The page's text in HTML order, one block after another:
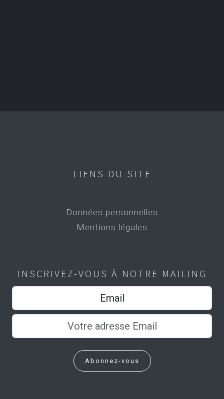
LIENS DU SITE
Données personnelles
Mentions légales
INSCRIVEZ-VOUS À NOTRE MAILING
Email